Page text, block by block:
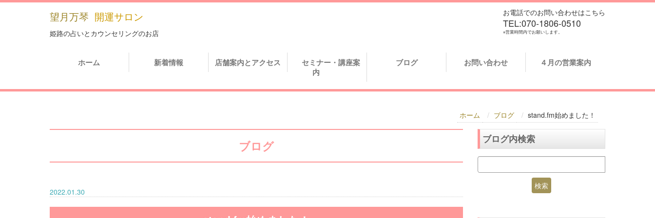
望月万琴 開運サロン
姫路の占いとカウンセリングのお店
お電話でのお問い合わせはこちら
TEL:070-1806-0510
※営業時間内でお願いします。
ホーム 新着情報 店舗案内とアクセス
セミナー・講座案
内
ブログ お問い合わせ ４月の営業案内
ホーム ブログ stand.fm始めました！
ブログ
2022.01.30
ブログ内検索